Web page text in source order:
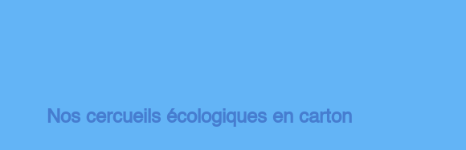
Nos cercueils écologiques en carton